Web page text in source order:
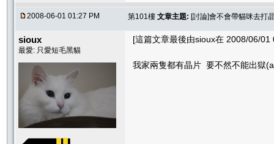
2008-06-01 01:27 PM 第101樓 文章主題: [討論]會不會帶貓咪去打
sioux
最愛: 只愛短毛黑貓
[這篇文章最後由sioux在 2008/06/01
我家兩隻都有晶片 要不然不能出獄